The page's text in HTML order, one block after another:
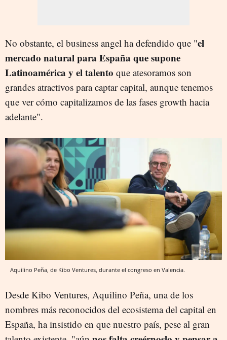
No obstante, el business angel ha defendido que "el
mercado natural para España que supone
Latinoamérica y el talento que atesoramos son
grandes atractivos para captar capital, aunque tenemos
que ver cómo capitalizamos de las fases growth hacia
adelante".
Aquilino Peña, de Kibo Ventures, durante el congreso en Valencia.
Desde Kibo Ventures, Aquilino Peña, una de los
nombres más reconocidos del ecosistema del capital en
España, ha insistido en que nuestro país, pese al gran